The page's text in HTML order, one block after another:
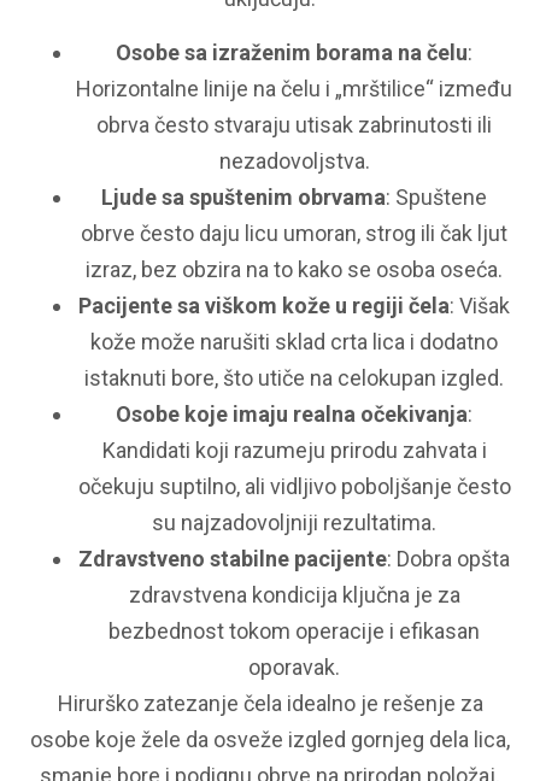
Osobe sa izraženim borama na čelu:
Horizontalne linije na čelu i „mrštilice“ između
obrva često stvaraju utisak zabrinutosti ili
nezadovoljstva.
Ljude sa spuštenim obrvama: Spuštene
obrve često daju licu umoran, strog ili čak ljut
izraz, bez obzira na to kako se osoba oseća.
Pacijente sa viškom kože u regiji čela: Višak
kože može narušiti sklad crta lica i dodatno
istaknuti bore, što utiče na celokupan izgled.
Osobe koje imaju realna očekivanja:
Kandidati koji razumeju prirodu zahvata i
očekuju suptilno, ali vidljivo poboljšanje često
su najzadovoljniji rezultatima.
Zdravstveno stabilne pacijente: Dobra opšta
zdravstvena kondicija ključna je za
bezbednost tokom operacije i efikasan
oporavak.
Hirurško zatezanje čela idealno je rešenje za
osobe koje žele da osveže izgled gornjeg dela lica,
smanje bore i podignu obrve na prirodan položaj.